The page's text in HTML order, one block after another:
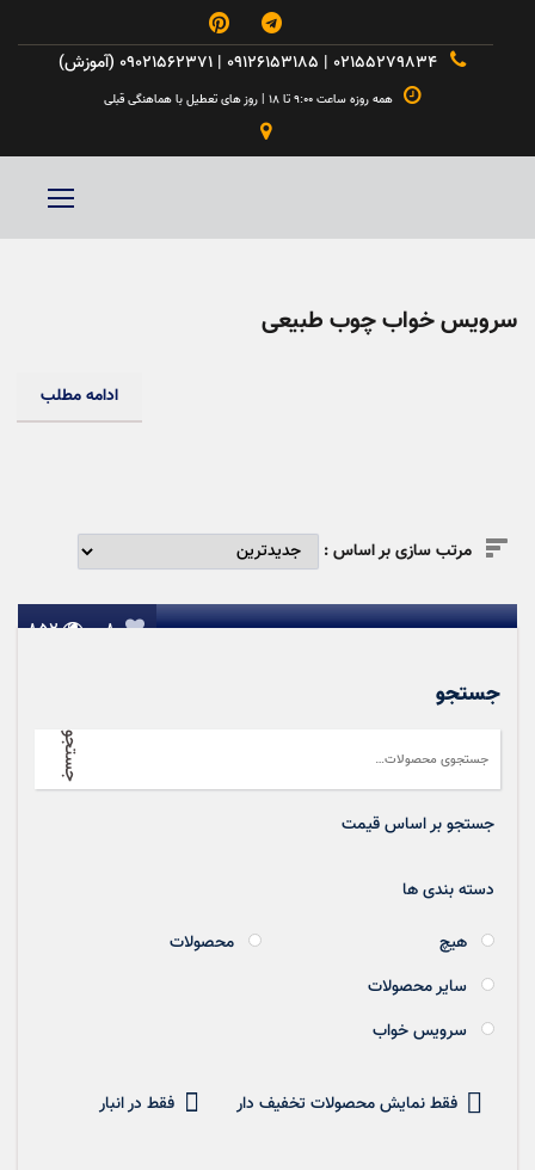



 همه روزه ساعت ۹:۰۰ تا ۱۸ | روز های تعطیل با هماهنگی قبلی

سرویس خواب چوب طبیعی
ادامه مطلب
 مرتب سازی بر اساس :
جستجو
جستجو
جستجو بر اساس قیمت
دسته بندی ها
هیچ
محصولات
سایر محصولات
سرویس خواب
فقط نمایش محصولات تخفیف دار فقط در انبار
سرویس خواب سنگین به سبک نئوکلاسیک دارای کنده کاری های
۸ ۸۵۲